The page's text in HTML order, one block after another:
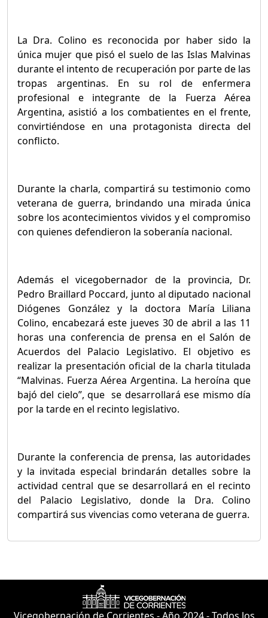
La Dra. Colino es reconocida por haber sido la
única mujer que pisó el suelo de las Islas Malvinas
durante el intento de recuperación por parte de las
tropas argentinas. En su rol de enfermera
profesional e integrante de la Fuerza Aérea
Argentina, asistió a los combatientes en el frente,
convirtiéndose en una protagonista directa del
conflicto.
Durante la charla, compartirá su testimonio como
veterana de guerra, brindando una mirada única
sobre los acontecimientos vividos y el compromiso
con quienes defendieron la soberanía nacional.
Además el vicegobernador de la provincia, Dr.
Pedro Braillard Poccard, junto al diputado nacional
Diógenes González y la doctora María Liliana
Colino, encabezará este jueves 30 de abril a las 11
horas una conferencia de prensa en el Salón de
Acuerdos del Palacio Legislativo. El objetivo es
realizar la presentación oficial de la charla titulada
“Malvinas. Fuerza Aérea Argentina. La heroína que
bajó del cielo”, que se desarrollará ese mismo día
por la tarde en el recinto legislativo.
Durante la conferencia de prensa, las autoridades
y la invitada especial brindarán detalles sobre la
actividad central que se desarrollará en el recinto
del Palacio Legislativo, donde la Dra. Colino
compartirá sus vivencias como veterana de guerra.